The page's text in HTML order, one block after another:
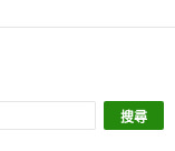
搜尋